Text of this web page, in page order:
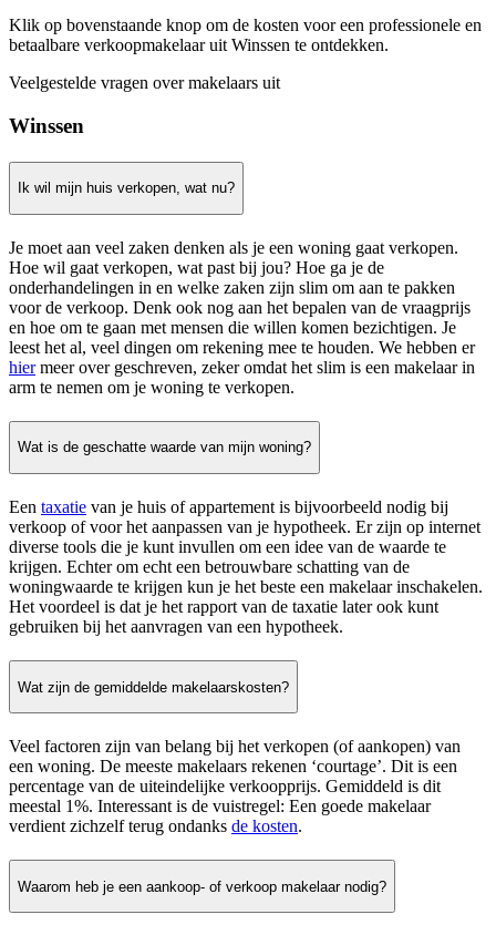
Klik op bovenstaande knop om de kosten voor een professionele en
betaalbare verkoopmakelaar uit Winssen te ontdekken.
Veelgestelde vragen over makelaars uit
Winssen
Ik wil mijn huis verkopen, wat nu?
Je moet aan veel zaken denken als je een woning gaat verkopen.
Hoe wil gaat verkopen, wat past bij jou? Hoe ga je de
onderhandelingen in en welke zaken zijn slim om aan te pakken
voor de verkoop. Denk ook nog aan het bepalen van de vraagprijs
en hoe om te gaan met mensen die willen komen bezichtigen. Je
leest het al, veel dingen om rekening mee te houden. We hebben er
hiermeer over geschreven, zeker omdat het slim is een makelaar in
arm te nemen om je woning te verkopen.
Wat is de geschatte waarde van mijn woning?
Een taxatie van je huis of appartement is bijvoorbeeld nodig bij
verkoop of voor het aanpassen van je hypotheek. Er zijn op internet
diverse tools die je kunt invullen om een idee van de waarde te
krijgen. Echter om echt een betrouwbare schatting van de
woningwaarde te krijgen kun je het beste een makelaar inschakelen.
Het voordeel is dat je het rapport van de taxatie later ook kunt
gebruiken bij het aanvragen van een hypotheek.
Wat zijn de gemiddelde makelaarskosten?
Veel factoren zijn van belang bij het verkopen (of aankopen) van
een woning. De meeste makelaars rekenen ‘courtage’. Dit is een
percentage van de uiteindelijke verkoopprijs. Gemiddeld is dit
meestal 1%. Interessant is de vuistregel: Een goede makelaar
verdient zichzelf terug ondanks de kosten.
Waarom heb je een aankoop- of verkoop makelaar nodig?